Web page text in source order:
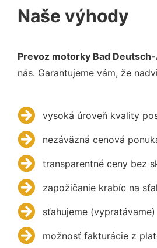
Naše výhody
Prevoz motorky Bad
nás. Garantujeme vám, že
vysoká úroveň kvality
nezáväzná cenová
transparentné ceny bez
zapožičanie krabíc na
sťahujeme
možnosť fakturácie z